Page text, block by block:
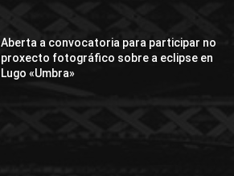
Aberta a convocatoria para participar no
proxecto fotográfico sobre a eclipse en
Lugo «Umbra»